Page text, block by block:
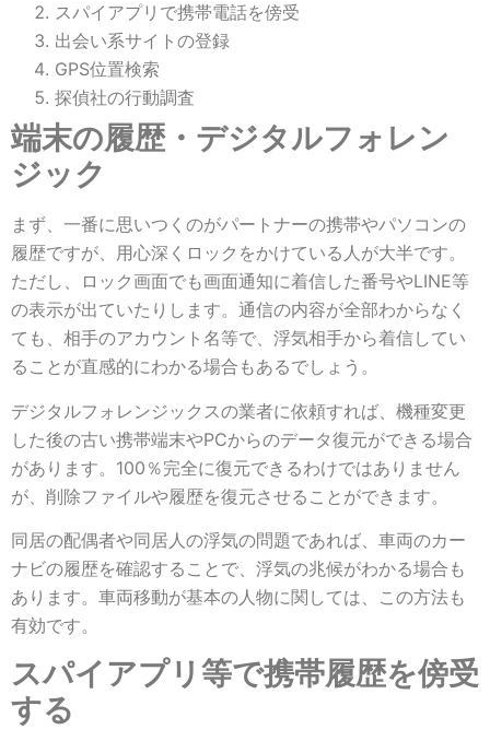
スパイアプリで携帯電話を傍受
出会い系サイトの登録
GPS位置検索
探偵社の行動調査
端末の履歴・デジタルフォレン
ジック
まず、一番に思いつくのがパートナーの携帯やパソコンの
履歴ですが、用心深くロックをかけている人が大半です。
ただし、ロック画面でも画面通知に着信した番号やLINE等
の表示が出ていたりします。通信の内容が全部わからなく
ても、相手のアカウント名等で、浮気相手から着信してい
ることが直感的にわかる場合もあるでしょう。
デジタルフォレンジックスの業者に依頼すれば、機種変更
した後の古い携帯端末やPCからのデータ復元ができる場合
があります。100％完全に復元できるわけではありません
が、削除ファイルや履歴を復元させることができます。
同居の配偶者や同居人の浮気の問題であれば、車両のカー
ナビの履歴を確認することで、浮気の兆候がわかる場合も
あります。車両移動が基本の人物に関しては、この方法も
有効です。
スパイアプリ等で携帯履歴を傍受
する